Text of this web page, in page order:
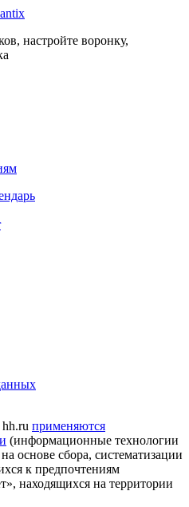
настройте воронку,
применяются
(информационные технологии
основе сбора, систематизации
к предпочтениям
находящихся на территории